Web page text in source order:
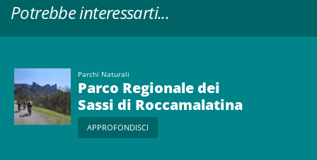
Potrebbe interessarti...
Parchi Naturali
Parco Regionale dei
Sassi di Roccamalatina
APPROFONDISCI